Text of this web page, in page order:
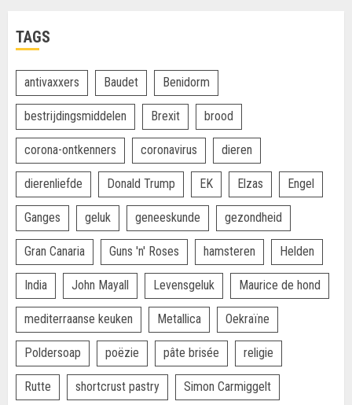
TAGS
antivaxxers Baudet Benidorm
bestrijdingsmiddelen Brexit brood
corona-ontkenners coronavirus dieren
dierenliefde Donald Trump EK Elzas Engel
Ganges geluk geneeskunde gezondheid
Gran Canaria Guns 'n' Roses hamsteren Helden
India John Mayall Levensgeluk Maurice de hond
mediterraanse keuken Metallica Oekraïne
Poldersoap poëzie pâte brisée religie
Rutte shortcrust pastry Simon Carmiggelt